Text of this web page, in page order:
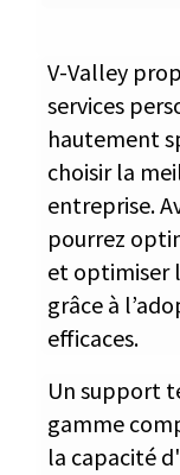
V-Valley
services
hautement
choisir la
entreprise.
pourrez
et optimiser
grâce à
efficaces.
Un support
gamme
la capacité